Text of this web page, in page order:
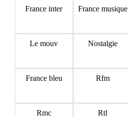
France inter France musique
Le mouv Nostalgie
France bleu Rfm
Rmc Rtl